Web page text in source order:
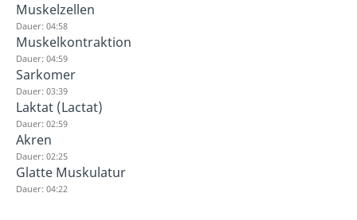
Muskelzellen
Dauer: 04:58
Muskelkontraktion
Dauer: 04:59
Sarkomer
Dauer: 03:39
Laktat (Lactat)
Dauer: 02:59
Akren
Dauer: 02:25
Glatte Muskulatur
Dauer: 04:22